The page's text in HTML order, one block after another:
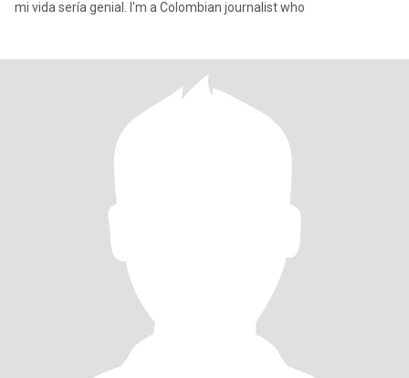
mi vida sería genial. I'm a Colombian journalist who